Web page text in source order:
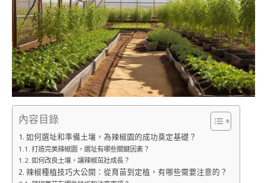
內容目錄
如何選址和準備土壤，為辣椒園的成功奠定基礎？
打造完美辣椒園，選址有哪些關鍵因素？
如何改良土壤，讓辣椒茁壯成長？
辣椒種植技巧大公開：從育苗到定植，有哪些需要注意的？